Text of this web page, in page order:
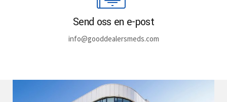
Send oss en e-post
info@gooddealersmeds.com